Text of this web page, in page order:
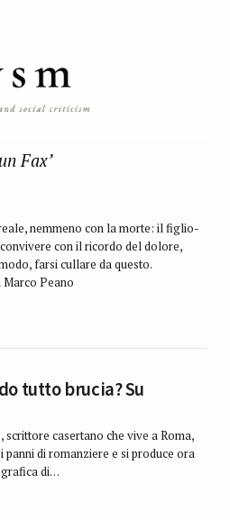
Fax’
nemmeno con la morte: il figlio-
con il ricordo del dolore,
farsi cullare da questo.
Marco Peano
tutto brucia? Su
casertano che vive a Roma,
di romanziere e si produce ora
di…